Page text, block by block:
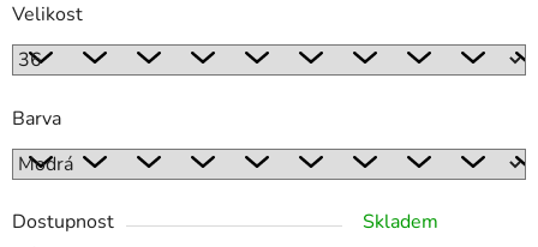
Velikost
Barva
Dostupnost
Skladem